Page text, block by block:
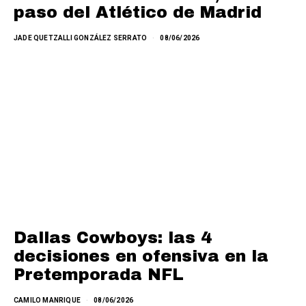
paso del Atlético de Madrid
JADE QUETZALLI GONZÁLEZ SERRATO 08/06/2026
Dallas Cowboys: las 4
decisiones en ofensiva en la
Pretemporada NFL
CAMILO MANRIQUE 08/06/2026